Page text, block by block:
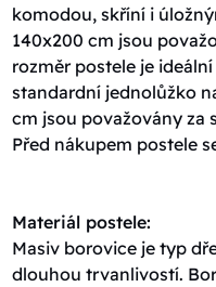
komodou, skříní i
140x200 cm jsou
rozměr postele je
standardní jednolůžko
cm jsou považovány za
Před nákupem postele
Materiál postele:
Masiv borovice je typ
dlouhou trvanlivostí.